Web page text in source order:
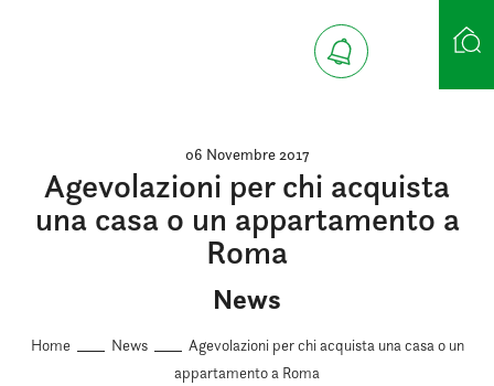
06 Novembre 2017
Agevolazioni per chi acquista
una casa o un appartamento a
Roma
News
Home News
Agevolazioni per chi acquista una casa o un
appartamento a Roma